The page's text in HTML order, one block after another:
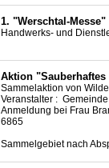
1. "Werschtal-Messe"
Handwerks- und
Aktion "Sauberhaftes
Sammelaktion von
Veranstalter :
Anmeldung bei Frau
6865
Sammelgebiet nach